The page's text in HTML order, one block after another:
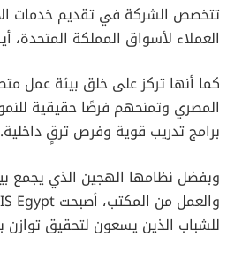
تتخصص الشركة في تقديم خدمات
العملاء لأسواق المملكة المتحدة،
كما أنها تركز على خلق بيئة عمل
المصري وتمنحهم فرصًا حقيقية
برامج تدريب قوية وفرص ترقٍ داخلية.
وبفضل نظامها الهجين الذي يجمع
للشباب الذين يسعون لتحقيق توازن